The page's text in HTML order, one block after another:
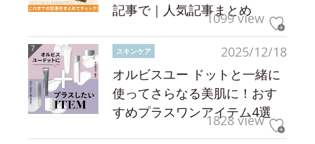
記事で｜人気記事まとめ
1099 view
2025/12/18
スキンケア
オルビスユー ドットと一緒に
使ってさらなる美肌に！おす
すめプラスワンアイテム4選
1828 view